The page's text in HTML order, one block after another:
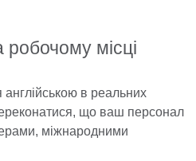
робочому місці
англійською в реальних
що ваш персонал
міжнародними